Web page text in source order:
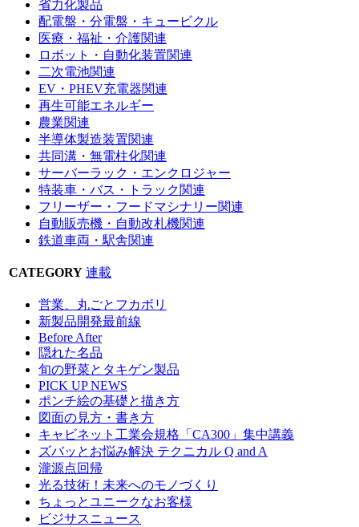
省力化製品
配電盤・分電盤・キュービクル
医療・福祉・介護関連
ロボット・自動化装置関連
二次電池関連
EV・PHEV充電器関連
再生可能エネルギー
農業関連
半導体製造装置関連
共同溝・無電柱化関連
サーバーラック・エンクロジャー
特装車・バス・トラック関連
フリーザー・フードマシナリー関連
自動販売機・自動改札機関連
鉄道車両・駅舎関連
CATEGORY 連載
営業、丸ごとフカボリ
新製品開発最前線
Before After
隠れた名品
旬の野菜とタキゲン製品
PICK UP NEWS
ポンチ絵の基礎と描き方
図面の見方・書き方
キャビネット工業会規格「CA300」集中講義
ズバッとお悩み解決 テクニカル Q and A
瀧源点回帰
光る技術！未来へのモノづくり
ちょっとユニークなお客様
ビジサスニュース